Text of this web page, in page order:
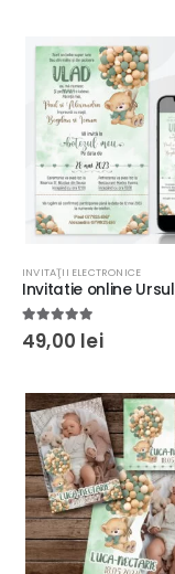
INVITAŢII ELECTRONICE
5.00out of 5
49,00 lei